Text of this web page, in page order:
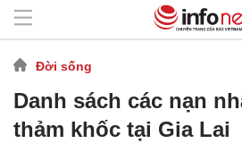
Đời sống
Danh sách các nạn
thảm khốc tại Gia Lai